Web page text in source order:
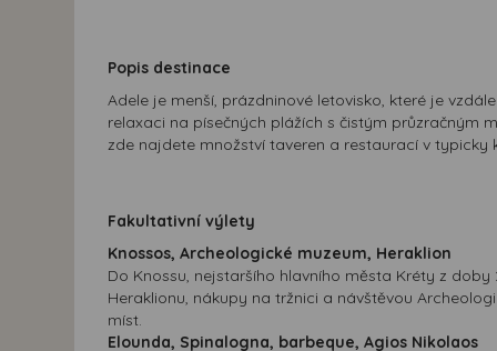
Popis destinace
Adele je menší, prázdninové letovisko, které je
relaxaci na písečných plážích s čistým průzračným
zde najdete množství taveren a restaurací v typicky
Fakultativní výlety
Knossos, Archeologické muzeum, Heraklion
Do Knossu, nejstaršího hlavního města Kréty z
Heraklionu, nákupy na tržnici a návštěvou
míst.
Elounda, Spinalogna, barbeque, Agios Nikolaos